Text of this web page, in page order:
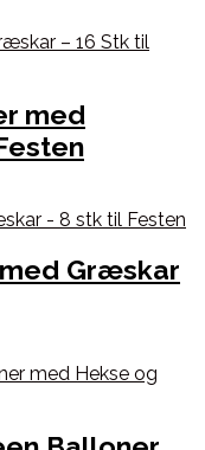
med
Græskar